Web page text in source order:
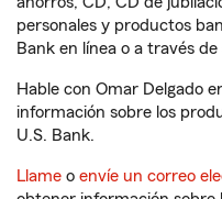
personales y productos
Bank en línea o a través
Hable con Omar Delgado
información sobre los
U.S. Bank.
Llame o envíe un correo